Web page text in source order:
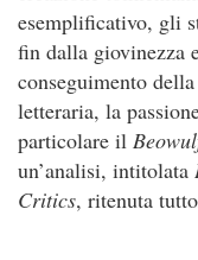
esemplificativo, gli
fin dalla giovinezza
conseguimento
letteraria, la
particolare il
un’analisi, intitolata
Critics, ritenuta